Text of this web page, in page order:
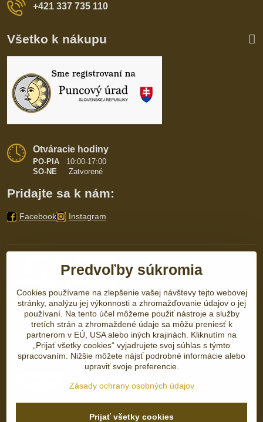
+421 337 735 110
Všetko k nákupu
Otváracie hodiny
PO-PIA
10:00-17:00
SO-NE Zatvorené
Pridajte sa k nám:
Facebook Instagram
©2026Copyright
Predvoľby súkromia
Cookies používame na zlepšenie vašej návštevy tejto webovej
stránky, analýzu jej výkonnosti a zhromažďovanie údajov o jej
používaní. Na tento účel môžeme použiť nástroje a služby
tretích strán a zhromaždené údaje sa môžu preniesť k
partnerom v EÚ, USA alebo iných krajinách. Kliknutím na
„Prijať všetky cookies“ vyjadrujete svoj súhlas s týmto
spracovaním. Nižšie môžete nájsť podrobné informácie alebo
upraviť svoje preferencie.
Zásady ochrany osobných údajov
Prijať všetky cookies